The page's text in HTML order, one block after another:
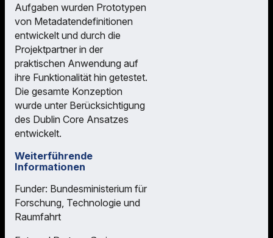
Aufgaben wurden Prototypen
von Metadatendefinitionen
entwickelt und durch die
Projektpartner in der
praktischen Anwendung auf
ihre Funktionalität hin getestet.
Die gesamte Konzeption
wurde unter Berücksichtigung
des Dublin Core Ansatzes
entwickelt.
Weiterführende
Informationen
Funder: Bundesministerium für
Forschung, Technologie und
Raumfahrt